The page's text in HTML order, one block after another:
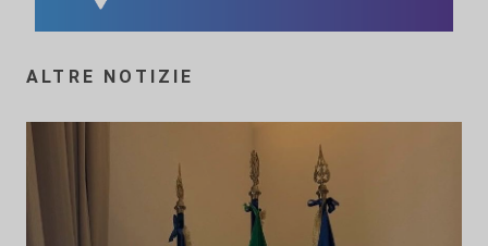
ALTRE NOTIZIE